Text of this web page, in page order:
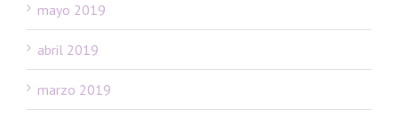
mayo 2019
abril 2019
marzo 2019